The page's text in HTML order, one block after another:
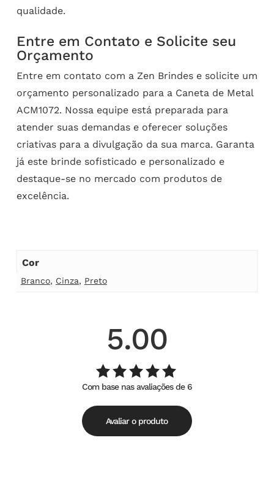
qualidade.
Entre em Contato e Solicite seu
Orçamento
Entre em contato com a Zen Brindes e solicite um
orçamento personalizado para a Caneta de Metal
ACM1072. Nossa equipe está preparada para
atender suas demandas e oferecer soluções
criativas para a divulgação da sua marca. Garanta
já este brinde sofisticado e personalizado e
destaque-se no mercado com produtos de
excelência.
Cor
Branco, Cinza, Preto
5.00
Avaliação
5.00de
5
Com base nas avaliações de 6
Avaliar o produto